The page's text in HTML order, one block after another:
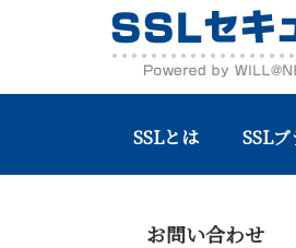
SSLとは SSL
お問い合わせ